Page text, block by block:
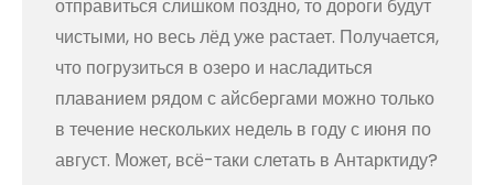
отправиться слишком поздно, то дороги будут
чистыми, но весь лёд уже растает. Получается,
что погрузиться в озеро и насладиться
плаванием рядом с айсбергами можно только
в течение нескольких недель в году с июня по
август. Может, всё-таки слетать в Антарктиду?